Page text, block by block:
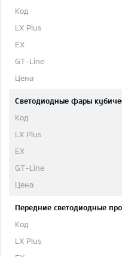
Cветодиодные фары
Передние светодиодные